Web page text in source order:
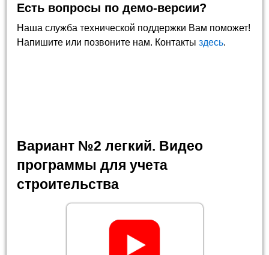
Есть вопросы по демо-версии?
Наша служба технической поддержки Вам поможет!
Напишите или позвоните нам. Контактыздесь.
Вариант №2 легкий. Видео
программы для учета
строительства